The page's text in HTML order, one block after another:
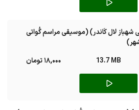
لال کَاندر) (موسیقی مراسم گُواتی
13.7 MB 18,000 تومان